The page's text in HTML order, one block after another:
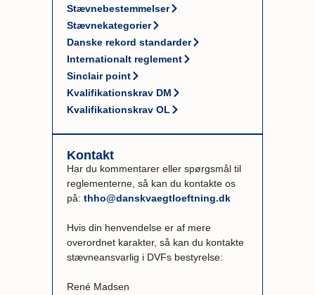
Stævnebestemmelser
Stævnekategorier
Danske rekord standarder
Internationalt reglement
Sinclair point
Kvalifikationskrav DM
Kvalifikationskrav OL
Kontakt
Har du kommentarer eller spørgsmål til
reglementerne, så kan du kontakte os
på: thho@danskvaegtloeftning.dk
Hvis din henvendelse er af mere
overordnet karakter, så kan du kontakte
stævneansvarlig i DVFs bestyrelse:
René Madsen